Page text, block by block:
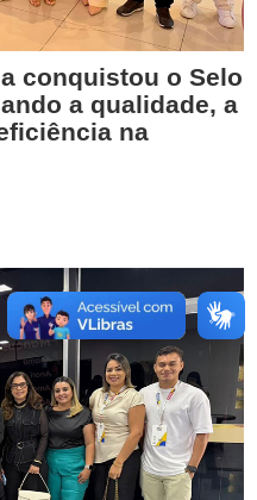
conquistou o Selo
a qualidade, a
na